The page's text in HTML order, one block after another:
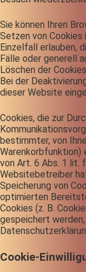
Sie können Ihren
Setzen von Cookies
Einzelfall erlauben,
Fälle oder generell
Löschen der
Bei der
dieser Website
Cookies, die zur
bestimmter, von
Warenkorbfunktion)
von Art. 6 Abs. 1 lit.
Websitebetreiber
Speicherung von
optimierten
Cookies (z. B.
gespeichert
Cookie-